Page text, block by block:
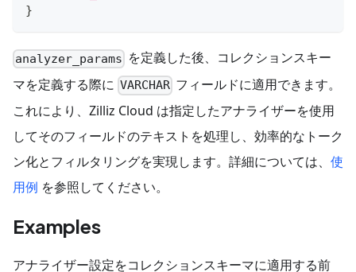
}
analyzer_params を定義した後、コレクションスキー
マを定義する際に VARCHAR フィールドに適用できます。
これにより、Zilliz Cloud は指定したアナライザーを使用
してそのフィールドのテキストを処理し、効率的なトーク
ン化とフィルタリングを実現します。詳細については、 使
用例 を参照してください。
Examples
アナライザー設定をコレクションスキーマに適用する前